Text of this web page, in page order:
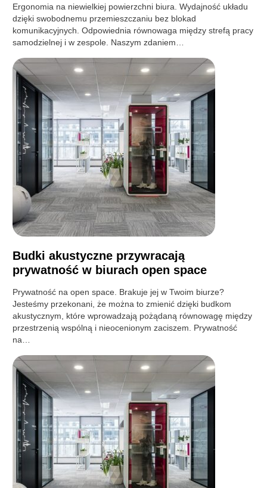
Ergonomia na niewielkiej powierzchni biura. Wydajność układu
dzięki swobodnemu przemieszczaniu bez blokad
komunikacyjnych. Odpowiednia równowaga między strefą pracy
samodzielnej i w zespole. Naszym zdaniem…
Budki akustyczne przywracają
prywatność w biurach open space
Prywatność na open space. Brakuje jej w Twoim biurze?
Jesteśmy przekonani, że można to zmienić dzięki budkom
akustycznym, które wprowadzają pożądaną równowagę między
przestrzenią wspólną i nieocenionym zaciszem. Prywatność
na…